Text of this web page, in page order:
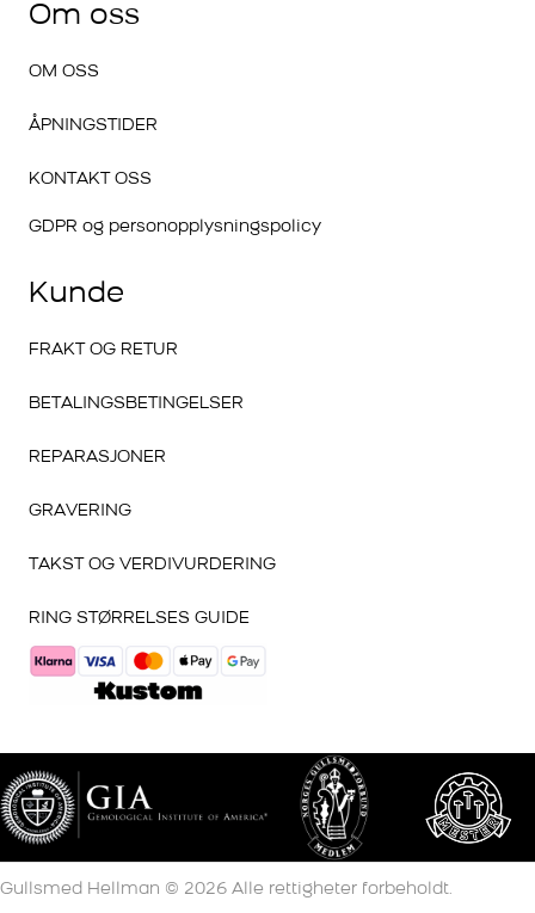
Om oss
OM OSS
ÅPNINGSTIDER
KONTAKT OSS
GDPR og personopplysningspolicy
Kunde
FRAKT OG RETUR
BETALINGSBETINGELSER
REPARASJONER
GRAVERING
TAKST OG VERDIVURDERING
RING STØRRELSES GUIDE
Gullsmed Hellman © 2026 Alle rettigheter forbeholdt.